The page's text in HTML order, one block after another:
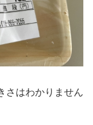
さはわかりません